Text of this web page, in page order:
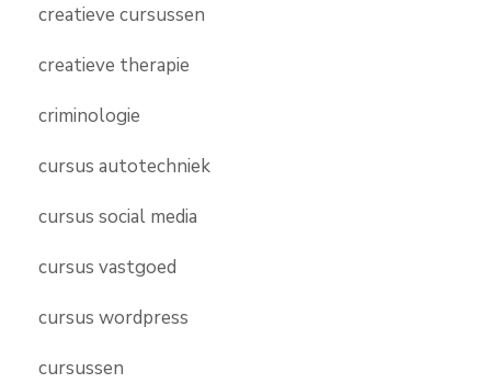
creatieve cursussen
creatieve therapie
criminologie
cursus autotechniek
cursus social media
cursus vastgoed
cursus wordpress
cursussen